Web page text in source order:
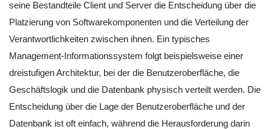
seine Bestandteile Client und Server die Entscheidung über die
Platzierung von Softwarekomponenten und die Verteilung der
Verantwortlichkeiten zwischen ihnen. Ein typisches
Management-Informationssystem folgt beispielsweise einer
dreistufigen Architektur, bei der die Benutzeroberfläche, die
Geschäftslogik und die Datenbank physisch verteilt werden. Die
Entscheidung über die Lage der Benutzeroberfläche und der
Datenbank ist oft einfach, während die Herausforderung darin